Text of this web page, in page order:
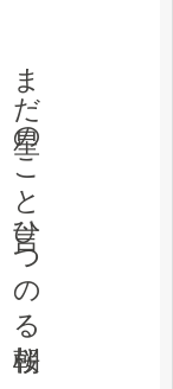
まだ星のこと言ひつのる朝桜